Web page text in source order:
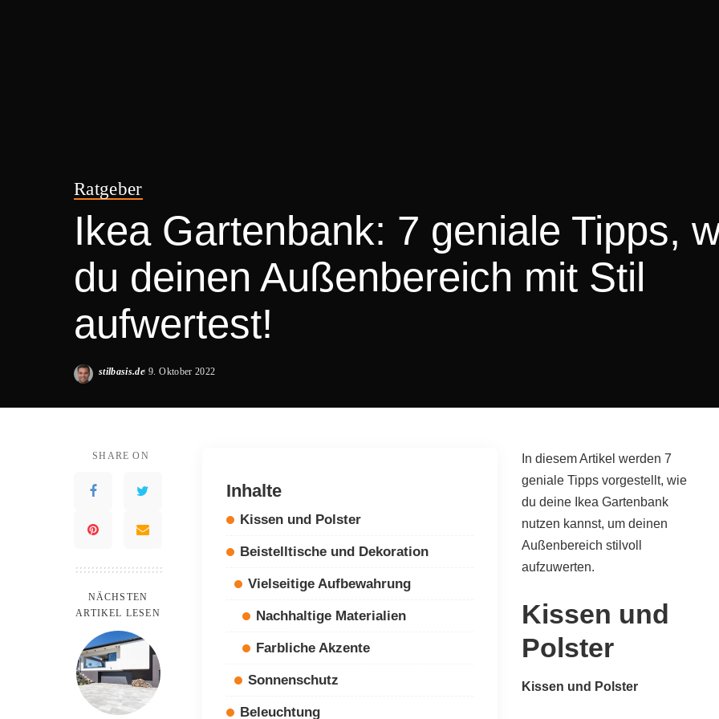
Ratgeber
Ikea Gartenbank: 7 geniale Tipps,
du deinen Außenbereich mit Stil
aufwertest!
Posted
stilbasis.de 9. Oktober 2022
SHARE ON
NÄCHSTEN
ARTIKEL LESEN
Inhalte
Kissen und Polster
Beistelltische und Dekoration
Vielseitige Aufbewahrung
Nachhaltige Materialien
Farbliche Akzente
Sonnenschutz
Beleuchtung
In diesem Artikel werden 7
geniale Tipps vorgestellt, wie
du deine Ikea Gartenbank
nutzen kannst, um deinen
Außenbereich stilvoll
aufzuwerten.
Kissen und
Polster
Kissen und Polster